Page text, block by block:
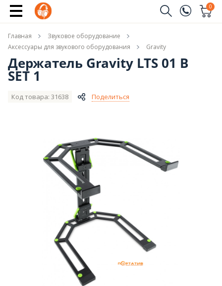
(096)
(044)
0
Имя
Телефон
Главная
Звуковое оборудование
Аксессуары для звукового оборудования
Gravity
Держатель Gravity LTS 01 B
SET 1
Код товара: 31638 Поделиться
Купить